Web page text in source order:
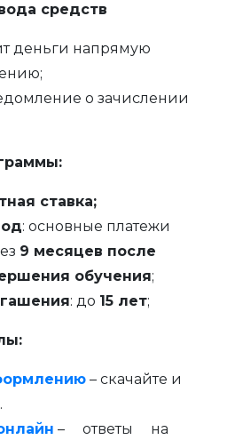
средств
деньги напрямую
о зачислении
ставка;
: основные платежи
9 месяцев после
обучения;
: до 15 лет;
– скачайте и
– ответы на